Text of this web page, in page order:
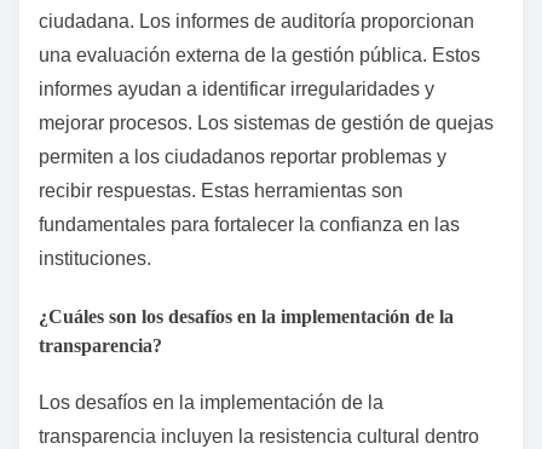
ciudadana. Los informes de auditoría proporcionan
una evaluación externa de la gestión pública. Estos
informes ayudan a identificar irregularidades y
mejorar procesos. Los sistemas de gestión de quejas
permiten a los ciudadanos reportar problemas y
recibir respuestas. Estas herramientas son
fundamentales para fortalecer la confianza en las
instituciones.
¿Cuáles son los desafíos en la implementación de la
transparencia?
Los desafíos en la implementación de la
transparencia incluyen la resistencia cultural dentro